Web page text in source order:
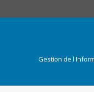
Gestion de